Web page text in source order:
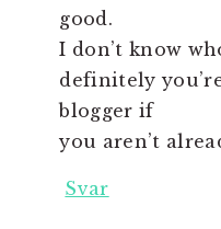
good.
I don’t know
definitely
blogger if
you aren’t
Svar